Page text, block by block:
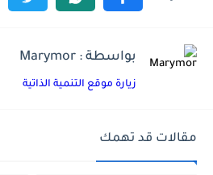
بواسطة : Marymor
زيارة موقع التنمية الذاتية
مقالات قد تهمك